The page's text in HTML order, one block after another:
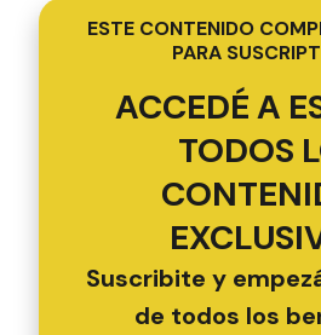
ESTE CONTENIDO
PARA
ACCEDÉ A
TODOS
Suscribite y
de todos los